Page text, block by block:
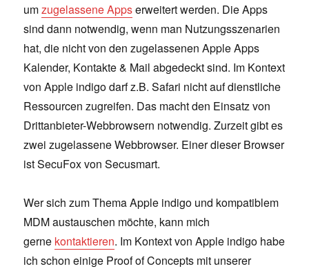
umzugelassene Appserweitert werden. Die Apps
sind dann notwendig, wenn man Nutzungsszenarien
hat, die nicht von den zugelassenen Apple Apps
Kalender, Kontakte & Mail abgedeckt sind. Im Kontext
von Apple indigo darf z.B. Safari nicht auf dienstliche
Ressourcen zugreifen. Das macht den Einsatz von
Drittanbieter-Webbrowsern notwendig. Zurzeit gibt es
zwei zugelassene Webbrowser. Einer dieser Browser
ist SecuFox von Secusmart.
Wer sich zum Thema Apple indigo und kompatiblem
MDM austauschen möchte, kann mich
gerne kontaktieren. Im Kontext von Apple indigo habe
ich schon einige Proof of Concepts mit unserer